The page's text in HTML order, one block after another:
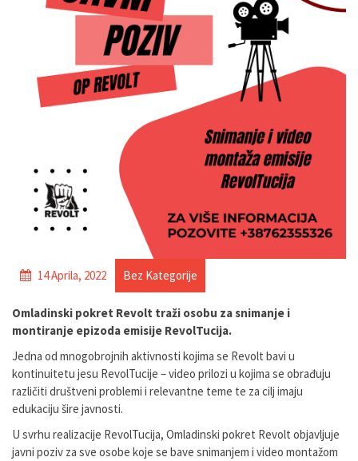
14 Aprila, 2022 Bez Kategorije
Omladinski pokret Revolt traži osobu za snimanje i
montiranje epizoda emisije RevolTucija.
Jedna od mnogobrojnih aktivnosti kojima se Revolt bavi u
kontinuitetu jesu RevolTucije – video prilozi u kojima se obrađuju
različiti društveni problemi i relevantne teme te za cilj imaju
edukaciju šire javnosti.
U svrhu realizacije RevolTucija, Omladinski pokret Revolt objavljuje
javni poziv za sve osobe koje se bave snimanjem i video montažom